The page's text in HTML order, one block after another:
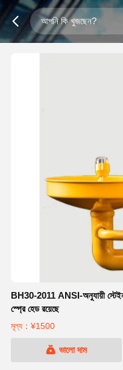
BH30-2011 ANSI-অনুযায়ী
স্প্রে হেড রয়েছে
মূল্য：¥1500
ভালো দাম